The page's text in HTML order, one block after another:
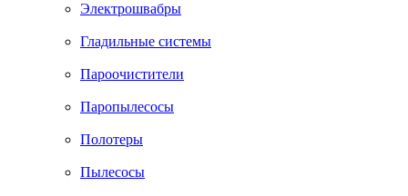
Электрошвабры
Гладильные системы
Пароочистители
Паропылесосы
Полотеры
Пылесосы